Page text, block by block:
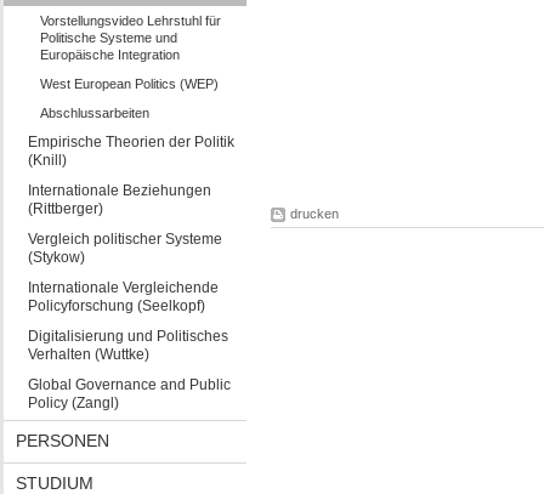
Vorstellungsvideo Lehrstuhl für
Politische Systeme und
Europäische Integration
West European Politics (WEP)
Abschlussarbeiten
Empirische Theorien der Politik
(Knill)
Internationale Beziehungen
(Rittberger)
Vergleich politischer Systeme
(Stykow)
Internationale Vergleichende
Policyforschung (Seelkopf)
Digitalisierung und Politisches
Verhalten (Wuttke)
Global Governance and Public
Policy (Zangl)
PERSONEN
STUDIUM
drucken